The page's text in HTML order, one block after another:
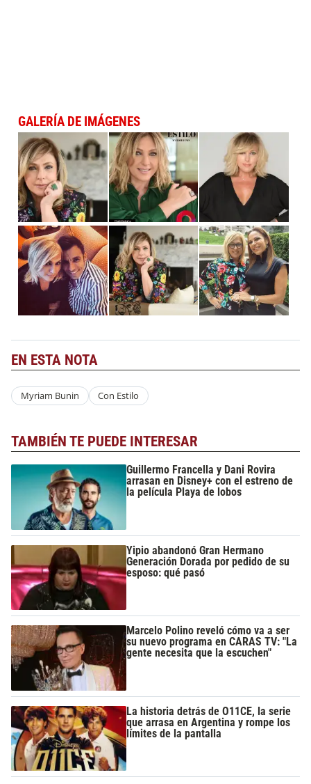
GALERÍA DE IMÁGENES
EN ESTA NOTA
Myriam Bunin Con Estilo
TAMBIÉN TE PUEDE INTERESAR
Guillermo Francella y Dani Rovira
arrasan en Disney+ con el estreno de
la película Playa de lobos
Yipio abandonó Gran Hermano
Generación Dorada por pedido de su
esposo: qué pasó
Marcelo Polino reveló cómo va a ser
su nuevo programa en CARAS TV: "La
gente necesita que la escuchen"
La historia detrás de O11CE, la serie
que arrasa en Argentina y rompe los
límites de la pantalla